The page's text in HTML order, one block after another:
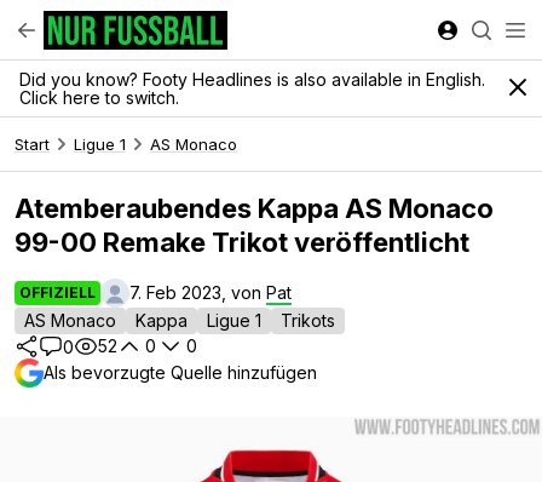
Did you know? Footy Headlines is also available in English.
Click here to switch.
Start Ligue 1 AS Monaco
Atemberaubendes Kappa AS Monaco
99-00 Remake Trikot veröffentlicht
OFFIZIELL 7. Feb 2023, von Pat
AS Monaco
Kappa Ligue 1
Trikots
0
52 0
0
Als bevorzugte Quelle hinzufügen